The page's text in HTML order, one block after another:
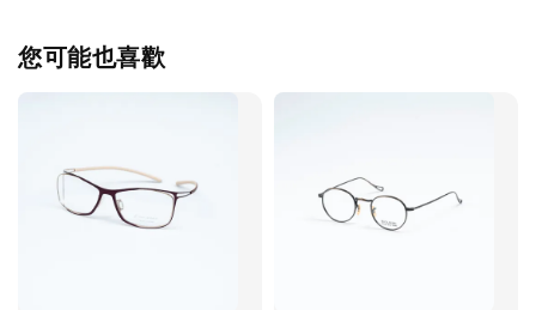
您可能也喜歡